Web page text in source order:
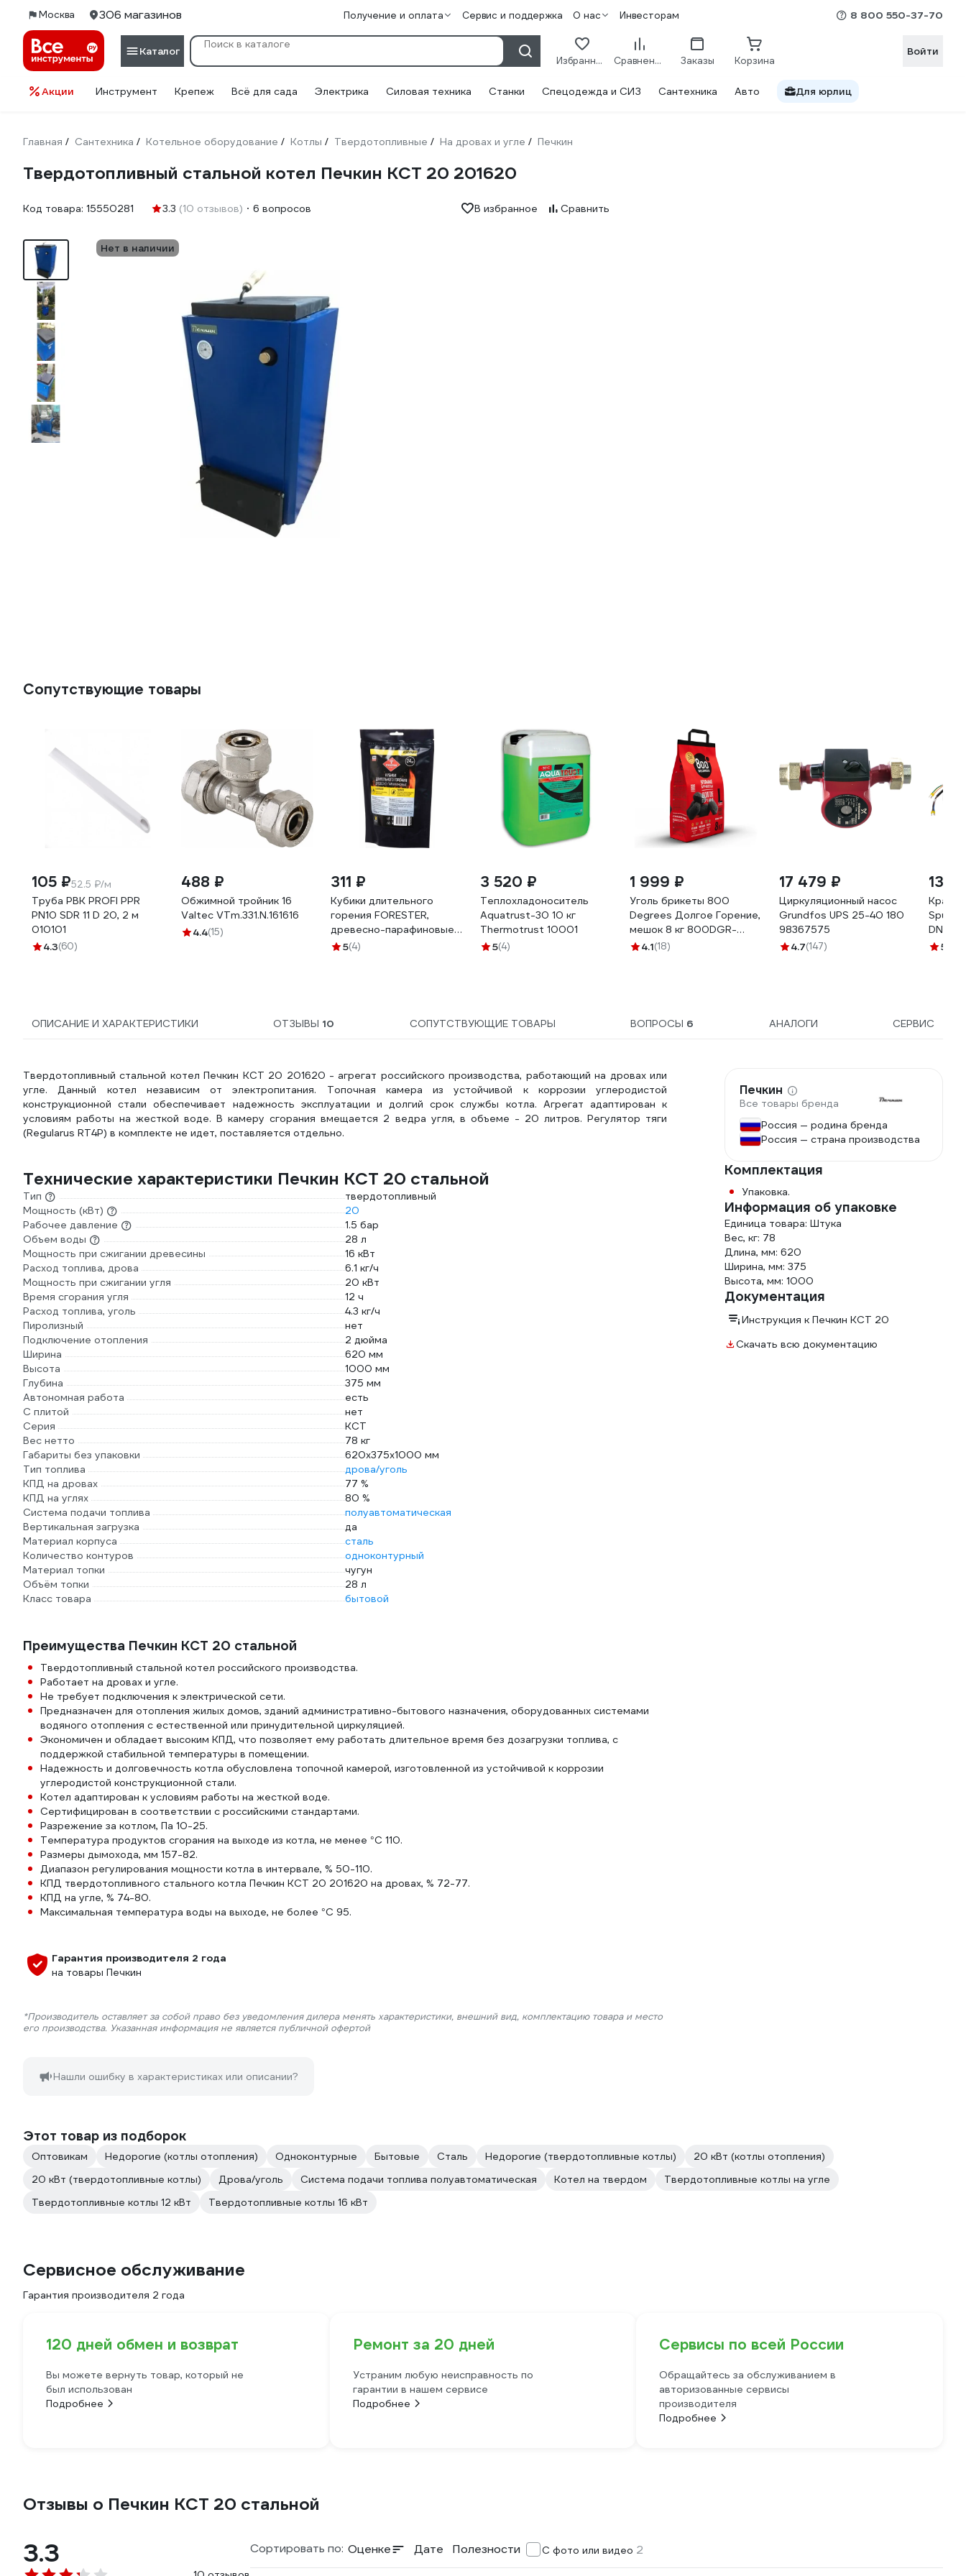
Москва 306 магазинов Получение и оплата Сервис и поддержка О нас Инвесторам 8 800 550-37-70
Каталог
Избранное Сравнение Заказы Корзина
Войти
Акции Инструмент Крепеж Всё для сада Электрика Силовая техника Станки Спецодежда и СИЗ Сантехника Авто Для юрлиц
Главная / Сантехника / Котельное оборудование / Котлы / Твердотопливные / На дровах и угле / Печкин
Твердотопливный стальной котел Печкин КСТ 20 201620
Код товара: 15550281 3.3 (10 отзывов) 6 вопросов В избранное Сравнить
Нет в наличии
Сопутствующие товары
105 ₽52.5 ₽/м
Труба РВК PROFI PPR
PN10 SDR 11 D 20, 2 м
010101
4.3(60)
488 ₽
Обжимной тройник 16
Valtec VTm.331.N.161616
4.4(15)
311 ₽
Кубики длительного
горения FORESTER,
древесно-парафиновые,
24 шт. 12 BC-933
5(4)
3 520 ₽
Теплохладоноситель
Aquatrust-30 10 кг
Thermotrust 10001
5(4)
1 999 ₽
Уголь брикеты 800
Degrees Долгое Горение,
мешок 8 кг 800DGR-
ELH08
4.1(18)
17 479 ₽
Циркуляционный насос
Grundfos UPS 25-40 180
98367575
4.7(147)
13
Кран с
DN20
5
ОПИСАНИЕ И ХАРАКТЕРИСТИКИ ОТЗЫВЫ 10 СОПУТСТВУЮЩИЕ ТОВАРЫ ВОПРОСЫ 6 АНАЛОГИ СЕРВИС
Твердотопливный стальной котел Печкин КСТ 20 201620 - агрегат российского производства, работающий на дровах или
угле. Данный котел независим от электропитания. Топочная камера из устойчивой к коррозии углеродистой
конструкционной стали обеспечивает надежность эксплуатации и долгий срок службы котла. Агрегат адаптирован к
условиям работы на жесткой воде. В камеру сгорания вмещается 2 ведра угля, в объеме - 20 литров. Регулятор тяги
(Regularus RT4P) в комплекте не идет, поставляется отдельно.
Технические характеристики Печкин КСТ 20 стальной
Тип
твердотопливный
Мощность (кВт)
20
Рабочее давление
1.5 бар
Объем воды
28 л
Мощность при сжигании древесины
16 кВт
Расход топлива, дрова
6.1 кг/ч
Мощность при сжигании угля
20 кВт
Время сгорания угля
12 ч
Расход топлива, уголь
4.3 кг/ч
Пиролизный
нет
Подключение отопления
2 дюйма
Ширина
620 мм
Высота
1000 мм
Глубина
375 мм
Автономная работа
есть
С плитой
нет
Серия
КСТ
Вес нетто
78 кг
Габариты без упаковки
620х375х1000 мм
Тип топлива
дрова/уголь
КПД на дровах
77 %
КПД на углях
80 %
Система подачи топлива
полуавтоматическая
Вертикальная загрузка
да
Материал корпуса
сталь
Количество контуров
одноконтурный
Материал топки
чугун
Объём топки
28 л
Класс товара
бытовой
Преимущества Печкин КСТ 20 стальной
Твердотопливный стальной котел российского производства.
Работает на дровах и угле.
Не требует подключения к электрической сети.
Предназначен для отопления жилых домов, зданий административно-бытового назначения, оборудованных системами
водяного отопления с естественной или принудительной циркуляцией.
Экономичен и обладает высоким КПД, что позволяет ему работать длительное время без дозагрузки топлива, с
поддержкой стабильной температуры в помещении.
Надежность и долговечность котла обусловлена топочной камерой, изготовленной из устойчивой к коррозии
углеродистой конструкционной стали.
Котел адаптирован к условиям работы на жесткой воде.
Сертифицирован в соответствии с российскими стандартами.
Разрежение за котлом, Па 10-25.
Температура продуктов сгорания на выходе из котла, не менее °С 110.
Размеры дымохода, мм 157-82.
Диапазон регулирования мощности котла в интервале, % 50-110.
КПД твердотопливного стального котла Печкин КСТ 20 201620 на дровах, % 72-77.
КПД на угле, % 74-80.
Максимальная температура воды на выходе, не более °С 95.
Гарантия производителя 2 года
на товары Печкин
*Производитель оставляет за собой право без уведомления дилера менять характеристики, внешний вид, комплектацию товара и место
его производства. Указанная информация не является публичной офертой
Нашли ошибку в характеристиках или описании?
Печкин
Все товары бренда
Россия — родина бренда
Россия — страна производства
Комплектация
Упаковка.
Информация об упаковке
Единица товара: Штука
Вес, кг: 78
Длина, мм: 620
Ширина, мм: 375
Высота, мм: 1000
Документация
Инструкция к Печкин КСТ 20
Скачать всю документацию
Этот товар из подборок
Оптовикам Недорогие (котлы отопления) Одноконтурные Бытовые Сталь Недорогие (твердотопливные котлы)
20 кВт (котлы отопления)
20 кВт (твердотопливные котлы)
Дрова/уголь Система подачи топлива полуавтоматическая Котел на твердом
Твердотопливные котлы на угле
Твердотопливные котлы 12 кВт
Твердотопливные котлы 16 кВт
Сервисное обслуживание
Гарантия производителя 2 года
120 дней обмен и возврат
Вы можете вернуть товар, который не
был использован
Подробнее
Ремонт за 20 дней
Устраним любую неисправность по
гарантии в нашем сервисе
Подробнее
Сервисы по всей России
Обращайтесь за обслуживанием в
авторизованные сервисы
производителя
Подробнее
Отзывы о Печкин КСТ 20 стальной
3.3 Сортировать по: Оценке Дате Полезности С фото или видео 2